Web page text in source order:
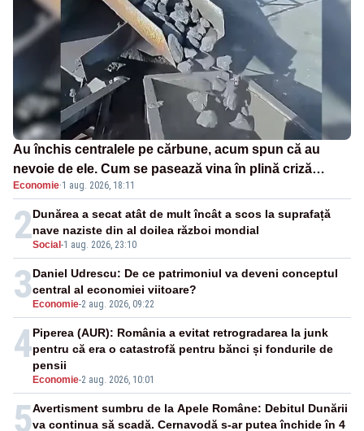
Au închis centralele pe cărbune, acum spun că au
nevoie de ele. Cum se pasează vina în plină criză
energetică
Economie·1 aug. 2026, 18:11
2Social -1 aug. 2026, 23:10
Dunărea a secat atât de mult încât a scos la suprafață
nave naziste din al doilea război mondial
3 Economie-2 aug. 2026, 09:22
Daniel Udrescu: De ce patrimoniul va deveni conceptul
central al economiei viitoare?
4
Economie-2 aug. 2026, 10:01
Piperea (AUR): România a evitat retrogradarea la junk
pentru că era o catastrofă pentru bănci și fondurile de
pensii
5Avertisment sumbru de la Apele Române: Debitul Dunării
va continua să scadă. Cernavodă s-ar putea închide în 4